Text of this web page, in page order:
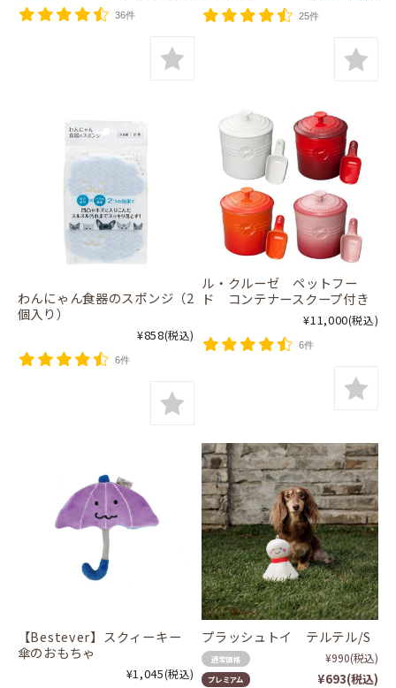
36件 25件
わんにゃん食器のスポンジ（2
個入り）
¥858(税込)
6件
ル・クルーゼ ペットフー
ド コンテナースクープ付き
¥11,000(税込)
6件
【Bestever】スクィーキー
傘のおもちゃ
¥1,045(税込)
プラッシュトイ テルテル/S
通常価格 ¥990(税込)
プレミアム ¥693(税込)